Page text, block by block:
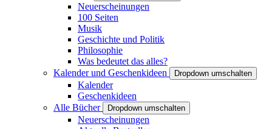
Neuerscheinungen
100 Seiten
Musik
Geschichte und Politik
Philosophie
Was bedeutet das alles?
Kalender und Geschenkideen
Dropdown umschalten
Kalender
Geschenkideen
Alle Bücher
Dropdown umschalten
Neuerscheinungen